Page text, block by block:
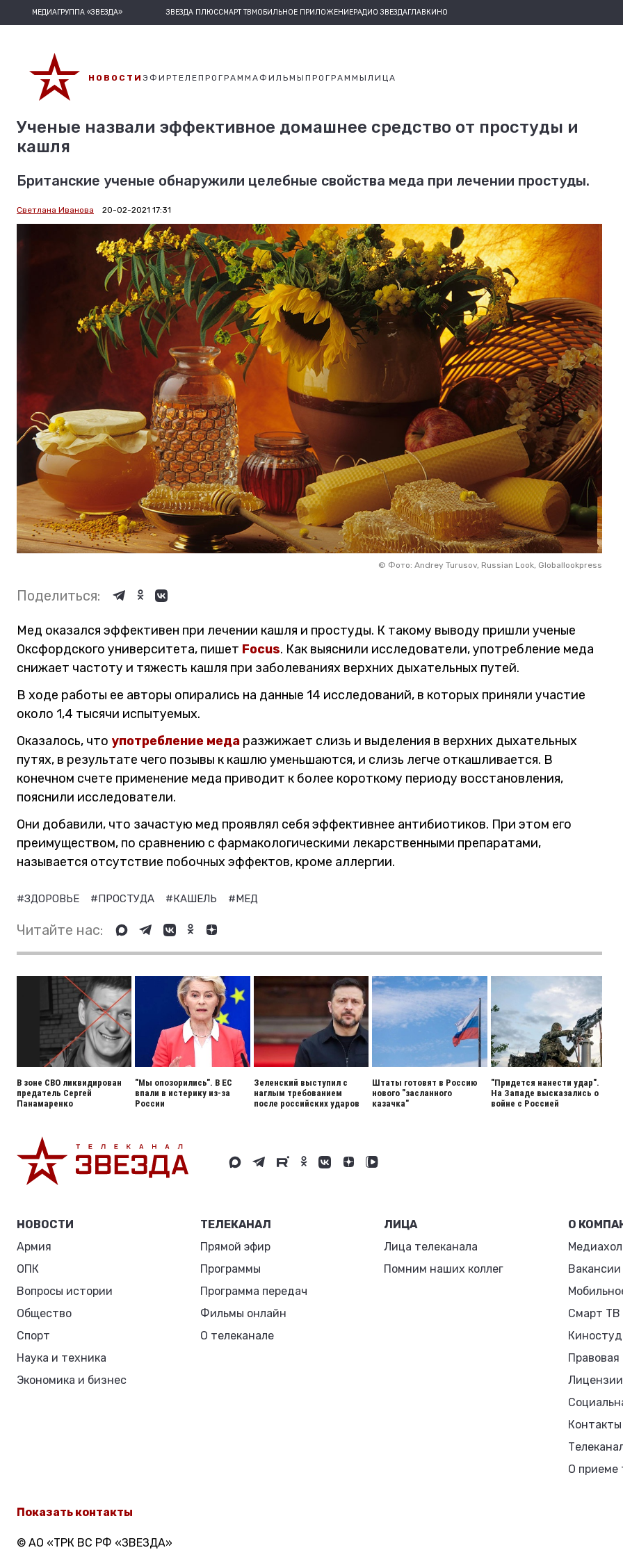
МЕДИАГРУППА «ЗВЕЗДА» ЗВЕЗДА ПЛЮССМАРТ ТВМОБИЛЬНОЕ ПРИЛОЖЕНИЕРАДИО ЗВЕЗДАГЛАВКИНО
НОВОСТИ ЭФИРТЕЛЕПРОГРАММАФИЛЬМЫ ПРОГРАММЫ ЛИЦА
Ученые назвали эффективное домашнее средство от простуды и
кашля
Британские ученые обнаружили целебные свойства меда при лечении простуды.
Светлана Иванова 20-02-2021 17:31
© Фото: Andrey Turusov, Russian Look, Globallookpress
Поделиться:
Мед оказался эффективен при лечении кашля и простуды. К такому выводу пришли ученые
Оксфордского университета, пишет Focus. Как выяснили исследователи, употребление меда
снижает частоту и тяжесть кашля при заболеваниях верхних дыхательных путей.
В ходе работы ее авторы опирались на данные 14 исследований, в которых приняли участие
около 1,4 тысячи испытуемых.
Оказалось, что употребление меда разжижает слизь и выделения в верхних дыхательных
путях, в результате чего позывы к кашлю уменьшаются, и слизь легче откашливается. В
конечном счете применение меда приводит к более короткому периоду восстановления,
пояснили исследователи.
Они добавили, что зачастую мед проявлял себя эффективнее антибиотиков. При этом его
преимуществом, по сравнению с фармакологическими лекарственными препаратами,
называется отсутствие побочных эффектов, кроме аллергии.
#ЗДОРОВЬЕ #ПРОСТУДА #КАШЕЛЬ #МЕД
Читайте нас:
В зоне СВО ликвидирован
предатель Сергей
Панамаренко
"Мы опозорились". В ЕС
впали в истерику из-за
России
Зеленский выступил с
наглым требованием
после российских ударов
Штаты готовят в Россию
нового "засланного
казачка"
"Придется нанести удар".
На Западе высказались о
войне с Россией
НОВОСТИ
Армия
ОПК
Вопросы истории
Общество
Спорт
Наука и техника
Экономика и бизнес
ТЕЛЕКАНАЛ
Прямой эфир
Программы
Программа передач
Фильмы онлайн
О телеканале
ЛИЦА
Лица телеканала
Помним наших коллег
О
Вакансии
Смарт ТВ
Лицензии
Контакты
О приеме
Показать контакты
© АО «ТРК ВС РФ «ЗВЕЗДА»